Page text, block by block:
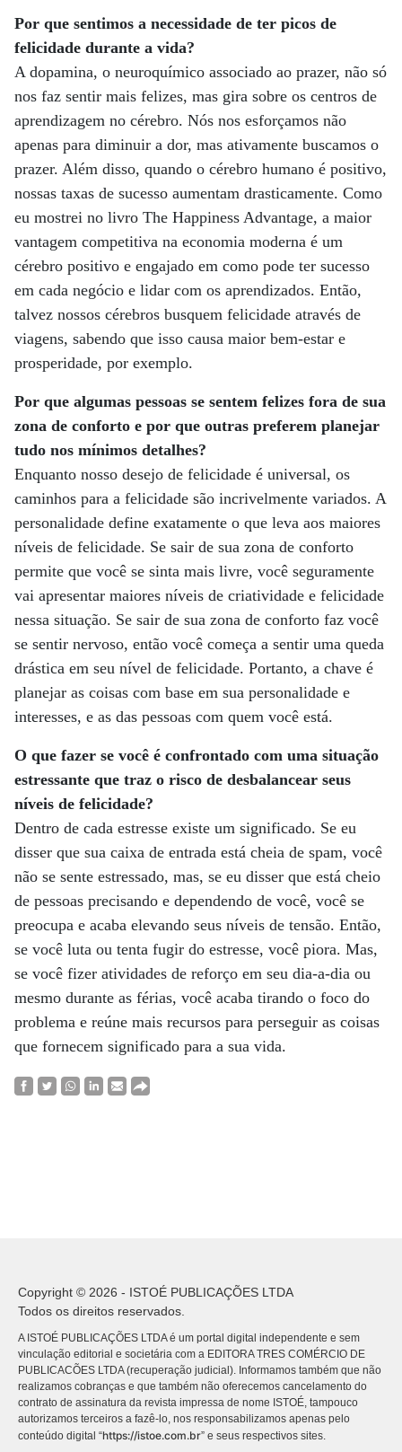
Por que sentimos a necessidade de ter picos de
felicidade durante a vida?
A dopamina, o neuroquímico associado ao prazer, não só
nos faz sentir mais felizes, mas gira sobre os centros de
aprendizagem no cérebro. Nós nos esforçamos não
apenas para diminuir a dor, mas ativamente buscamos o
prazer. Além disso, quando o cérebro humano é positivo,
nossas taxas de sucesso aumentam drasticamente. Como
eu mostrei no livro The Happiness Advantage, a maior
vantagem competitiva na economia moderna é um
cérebro positivo e engajado em como pode ter sucesso
em cada negócio e lidar com os aprendizados. Então,
talvez nossos cérebros busquem felicidade através de
viagens, sabendo que isso causa maior bem-estar e
prosperidade, por exemplo.
Por que algumas pessoas se sentem felizes fora de sua
zona de conforto e por que outras preferem planejar
tudo nos mínimos detalhes?
Enquanto nosso desejo de felicidade é universal, os
caminhos para a felicidade são incrivelmente variados. A
personalidade define exatamente o que leva aos maiores
níveis de felicidade. Se sair de sua zona de conforto
permite que você se sinta mais livre, você seguramente
vai apresentar maiores níveis de criatividade e felicidade
nessa situação. Se sair de sua zona de conforto faz você
se sentir nervoso, então você começa a sentir uma queda
drástica em seu nível de felicidade. Portanto, a chave é
planejar as coisas com base em sua personalidade e
interesses, e as das pessoas com quem você está.
O que fazer se você é confrontado com uma situação
estressante que traz o risco de desbalancear seus
níveis de felicidade?
Dentro de cada estresse existe um significado. Se eu
disser que sua caixa de entrada está cheia de spam, você
não se sente estressado, mas, se eu disser que está cheio
de pessoas precisando e dependendo de você, você se
preocupa e acaba elevando seus níveis de tensão. Então,
se você luta ou tenta fugir do estresse, você piora. Mas,
se você fizer atividades de reforço em seu dia-a-dia ou
mesmo durante as férias, você acaba tirando o foco do
problema e reúne mais recursos para perseguir as coisas
que fornecem significado para a sua vida.
Copyright © 2026 - ISTOÉ PUBLICAÇÕES LTDA
Todos os direitos reservados.
A ISTOÉ PUBLICAÇÕES LTDA é um portal digital independente e sem
vinculação editorial e societária com a EDITORA TRES COMÉRCIO DE
PUBLICACÕES LTDA (recuperação judicial). Informamos também que não
realizamos cobranças e que também não oferecemos cancelamento do
contrato de assinatura da revista impressa de nome ISTOÉ, tampouco
autorizamos terceiros a fazê-lo, nos responsabilizamos apenas pelo
conteúdo digital “https://istoe.com.br” e seus respectivos sites.